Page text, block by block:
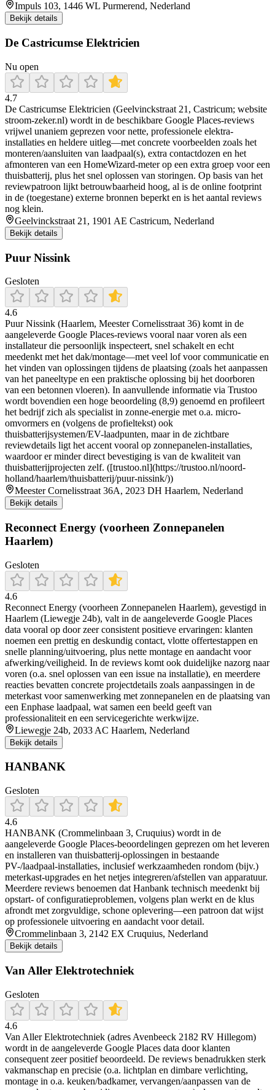
Impuls 103, 1446 WL Purmerend, Nederland
Bekijk details
De Castricumse Elektricien
Nu open
4.7
De Castricumse Elektricien (Geelvinckstraat 21, Castricum; website
stroom-zeker.nl) wordt in de beschikbare Google Places-reviews
vrijwel unaniem geprezen voor nette, professionele elektra-
installaties en heldere uitleg—met concrete voorbeelden zoals het
monteren/aansluiten van laadpaal(s), extra contactdozen en het
afmonteren van een HomeWizard-meter op een extra groep voor een
thuisbatterij, plus het snel oplossen van storingen. Op basis van het
reviewpatroon lijkt betrouwbaarheid hoog, al is de online footprint
in de (toegestane) externe bronnen beperkt en is het aantal reviews
nog klein.
Geelvinckstraat 21, 1901 AE Castricum, Nederland
Bekijk details
Puur Nissink
Gesloten
4.6
Puur Nissink (Haarlem, Meester Cornelisstraat 36) komt in de
aangeleverde Google Places-reviews vooral naar voren als een
installateur die persoonlijk inspecteert, snel schakelt en echt
meedenkt met het dak/montage—met veel lof voor communicatie en
het vinden van oplossingen tijdens de plaatsing (zoals het aanpassen
van het paneeltype en een praktische oplossing bij het doorboren
van een betonnen vloeren). In aanvullende informatie via Trustoo
wordt bovendien een hoge beoordeling (8,9) genoemd en profileert
het bedrijf zich als specialist in zonne-energie met o.a. micro-
omvormers en (volgens de profieltekst) ook
thuisbatterijsystemen/EV-laadpunten, maar in de zichtbare
reviewdetails ligt het accent vooral op zonnepanelen-installaties,
waardoor er minder direct bevestiging is van de kwaliteit van
thuisbatterijprojecten zelf. ([trustoo.nl](https://trustoo.nl/noord-
holland/haarlem/thuisbatterij/puur-nissink/))
Meester Cornelisstraat 36A, 2023 DH Haarlem, Nederland
Bekijk details
Reconnect Energy (voorheen Zonnepanelen
Haarlem)
Gesloten
4.6
Reconnect Energy (voorheen Zonnepanelen Haarlem), gevestigd in
Haarlem (Liewegje 24b), valt in de aangeleverde Google Places
data vooral op door zeer consistent positieve ervaringen: klanten
noemen een prettig en deskundig contact, vlotte offertestappen en
snelle planning/uitvoering, plus nette montage en aandacht voor
afwerking/veiligheid. In de reviews komt ook duidelijke nazorg naar
voren (o.a. snel oplossen van een issue na installatie), en meerdere
reacties bevatten concrete projectdetails zoals aanpassingen in de
meterkast voor samenwerking met zonnepanelen en de plaatsing van
een Enphase laadpaal, wat samen een beeld geeft van
professionaliteit en een servicegerichte werkwijze.
Liewegje 24b, 2033 AC Haarlem, Nederland
Bekijk details
HANBANK
Gesloten
4.6
HANBANK (Crommelinbaan 3, Cruquius) wordt in de
aangeleverde Google Places-beoordelingen geprezen om het leveren
en installeren van thuisbatterij-oplossingen in bestaande
PV-/laadpaal-installaties, inclusief werkzaamheden rondom (bijv.)
meterkast-upgrades en het netjes integreren/afstellen van apparatuur.
Meerdere reviews benoemen dat Hanbank technisch meedenkt bij
opstart- of configuratieproblemen, volgens plan werkt en de klus
afrondt met zorgvuldige, schone oplevering—een patroon dat wijst
op professionele uitvoering en aandacht voor detail.
Crommelinbaan 3, 2142 EX Cruquius, Nederland
Bekijk details
Van Aller Elektrotechniek
Gesloten
4.6
Van Aller Elektrotechniek (adres Avenbeeck 2182 RV Hillegom)
wordt in de aangeleverde Google Places data door klanten
consequent zeer positief beoordeeld. De reviews benadrukken sterk
vakmanschap en precisie (o.a. lichtplan en dimbare verlichting,
montage in o.a. keuken/badkamer, vervangen/aanpassen van de